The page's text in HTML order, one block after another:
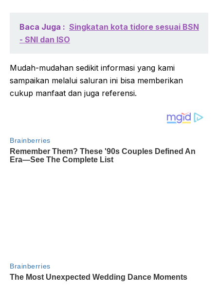
Baca Juga : Singkatan kota tidore sesuai BSN
- SNI dan ISO
Mudah-mudahan sedikit informasi yang kami
sampaikan melalui saluran ini bisa memberikan
cukup manfaat dan juga referensi.